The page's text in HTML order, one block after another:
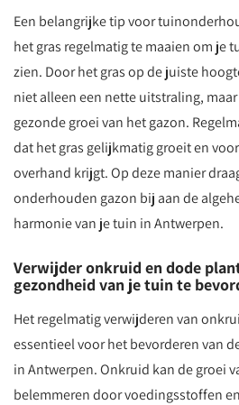
Een belangrijke tip voor
het gras regelmatig te maaien om je
zien. Door het gras op de juiste
niet alleen een nette uitstraling,
gezonde groei van het gazon.
dat het gras gelijkmatig groeit en
overhand krijgt. Op deze manier
onderhouden gazon bij aan de
harmonie van je tuin in Antwerpen.
Verwijder onkruid en dode
gezondheid van je tuin te
Het regelmatig verwijderen van
essentieel voor het bevorderen van
in Antwerpen. Onkruid kan de groei
belemmeren door voedingsstoffen